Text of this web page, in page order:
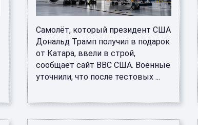
Самолёт, который президент США
Дональд Трамп получил в подарок
от Катара, ввели в строй,
сообщает сайт ВВС США. Военные
уточнили, что после тестовых ...